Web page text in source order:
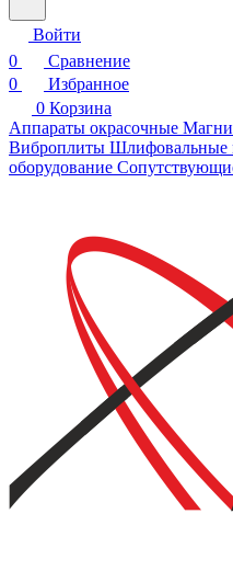
Войти
0
Сравнение
0
Избранное
0 Корзина
Аппараты окрасочные
Виброплиты
оборудование